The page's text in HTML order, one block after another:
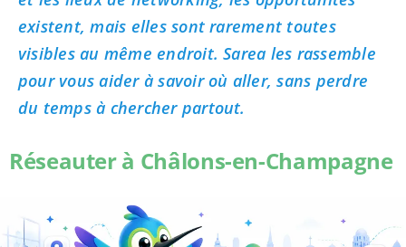
existent, mais elles sont rarement toutes
visibles au même endroit. Sarea les rassemble
pour vous aider à savoir où aller, sans perdre
du temps à chercher partout.
Réseauter à Châlons-en-Champagne